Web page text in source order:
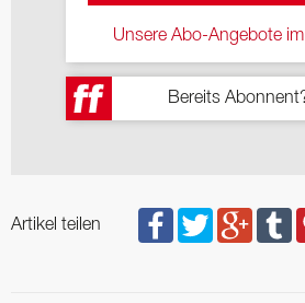
Unsere Abo-Angebote
Bereits
Artikel teilen